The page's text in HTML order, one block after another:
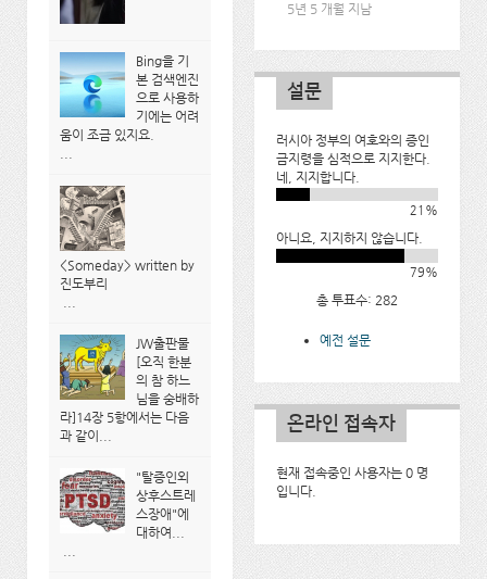
5년 5 개월 지남
Bing을 기
본 검색엔진
으로 사용하
기에는 어려
움이 조금 있지요.
<Someday> written by
진도부리
JW출판물
[오직 한분
의 참 하느
님을 숭배하
라]14장 5항에서는 다음
과 같이...
"탈증인외
상후스트레
스장애"에
대하여...
설문
러시아 정부의 여호와의 증인
금지령을 심적으로 지지한다.
네, 지지합니다.
21%
아니요, 지지하지 않습니다.
79%
총 투표수: 282
예전 설문
온라인 접속자
현재 접속중인 사용자는 0 명
입니다.